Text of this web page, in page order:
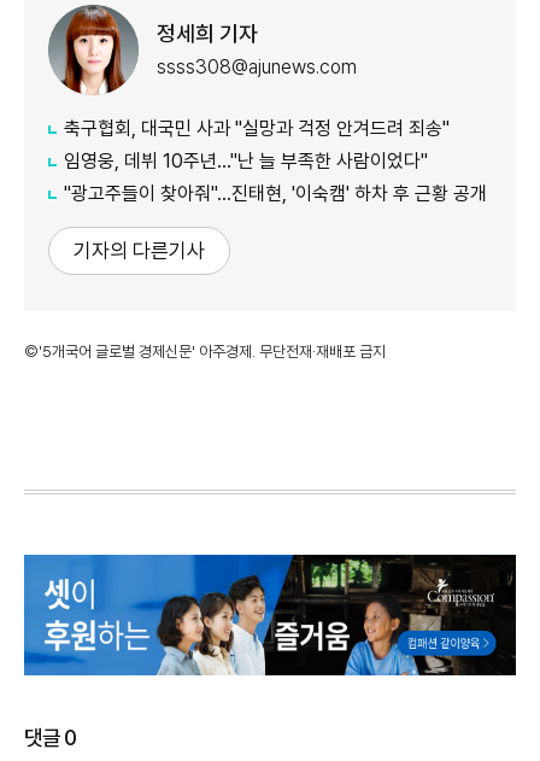
정세희 기자
ssss308@ajunews.com
축구협회, 대국민 사과 "실망과 걱정 안겨드려 죄송"
임영웅, 데뷔 10주년…"난 늘 부족한 사람이었다"
"광고주들이 찾아줘"…진태현, '이숙캠' 하차 후 근황 공개
기자의 다른기사
©'5개국어 글로벌 경제신문' 아주경제. 무단전재·재배포 금지
댓글0